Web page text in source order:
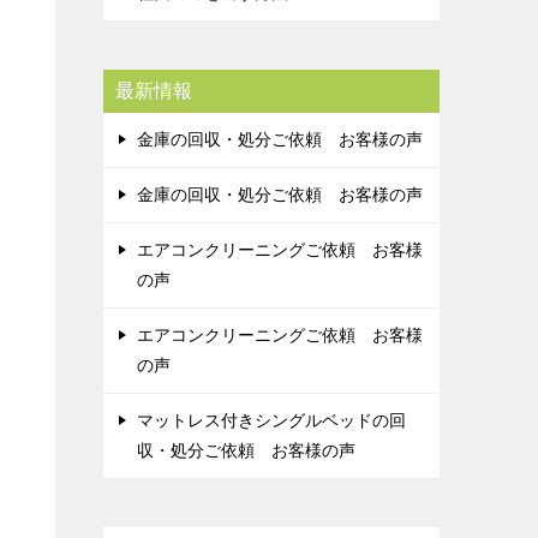
最新情報
金庫の回収・処分ご依頼 お客様の声
金庫の回収・処分ご依頼 お客様の声
エアコンクリーニングご依頼 お客様
の声
エアコンクリーニングご依頼 お客様
の声
マットレス付きシングルベッドの回
収・処分ご依頼 お客様の声